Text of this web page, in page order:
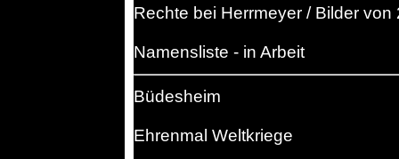
Rechte bei Herrmeyer / Bilder von
Namensliste - in Arbeit
Büdesheim
Ehrenmal Weltkriege